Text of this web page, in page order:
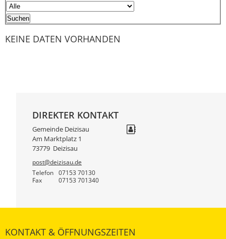
KEINE DATEN VORHANDEN
DIREKTER KONTAKT
Gemeinde Deizisau
Am Marktplatz 1
73779 Deizisau
post@deizisau.de
Telefon
07153 70130
Fax 07153 701340
KONTAKT & ÖFFNUNGSZEITEN